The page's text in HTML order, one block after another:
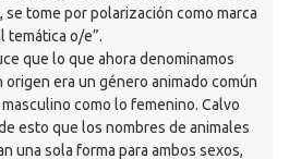
se tome por polarización como marca
temática o/e”.
que lo que ahora denominamos
era un género animado común
como lo femenino. Calvo
esto que los nombres de animales
una sola forma para ambos sexos,